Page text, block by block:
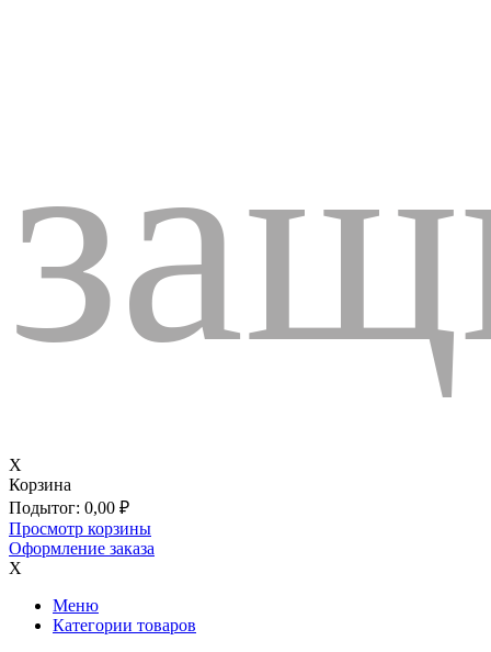
X
Корзина
Подытог: 0,00 ₽
Просмотр корзины
Оформление заказа
X
Меню
Категории товаров